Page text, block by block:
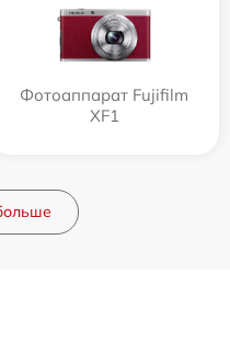
Фотоаппарат Fujifilm
XF1